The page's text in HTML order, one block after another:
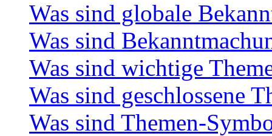
Was sind globale
Was sind
Was sind wichtige
Was sind geschlossene
Was sind Themen-